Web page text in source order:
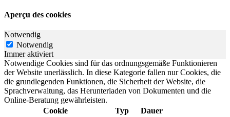
Aperçu des cookies
Notwendig
Notwendig
Immer aktiviert
Notwendige Cookies sind für das ordnungsgemäße Funktionieren
der Website unerlässlich. In diese Kategorie fallen nur Cookies, die
die grundlegenden Funktionen, die Sicherheit der Website, die
Sprachverwaltung, das Herunterladen von Dokumenten und die
Online-Beratung gewährleisten.
Cookie
Typ Dauer